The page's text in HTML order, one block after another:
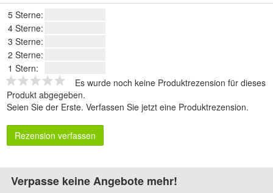
5 Sterne:
4 Sterne:
3 Sterne:
2 Sterne:
1 Stern:
Es wurde noch keine Produktrezension für dieses
Produkt abgegeben.
Seien Sie der Erste. Verfassen Sie jetzt eine Produktrezension.
Rezension verfassen
Verpasse keine Angebote mehr!